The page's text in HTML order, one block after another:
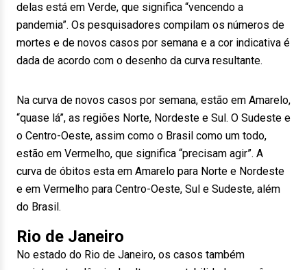
delas está em Verde, que significa “vencendo a
pandemia”. Os pesquisadores compilam os números de
mortes e de novos casos por semana e a cor indicativa é
dada de acordo com o desenho da curva resultante.
Na curva de novos casos por semana, estão em Amarelo,
“quase lá”, as regiões Norte, Nordeste e Sul. O Sudeste e
o Centro-Oeste, assim como o Brasil como um todo,
estão em Vermelho, que significa “precisam agir”. A
curva de óbitos esta em Amarelo para Norte e Nordeste
e em Vermelho para Centro-Oeste, Sul e Sudeste, além
do Brasil.
Rio de Janeiro
No estado do Rio de Janeiro, os casos também